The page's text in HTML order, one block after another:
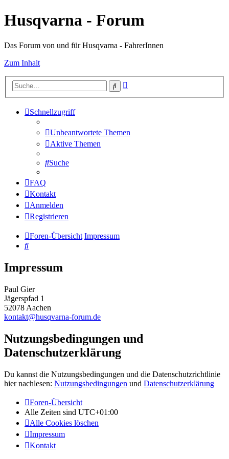
Husqvarna - Forum
Das Forum von und für Husqvarna - FahrerInnen
Zum Inhalt
Suche
Schnellzugriff
Unbeantwortete Themen
Aktive Themen
Suche
FAQ
Kontakt
Anmelden
Registrieren
Foren-Übersicht Impressum
Suche
Impressum
Paul Gier
Jägerspfad 1
52078 Aachen
kontakt@husqvarna-forum.de
Nutzungsbedingungen und
Datenschutzerklärung
Du kannst die Nutzungsbedingungen und die Datenschutzrichtlinie
hier nachlesen: Nutzungsbedingungen und Datenschutzerklärung
Foren-Übersicht
Alle Zeiten sind UTC+01:00
Alle Cookies löschen
Impressum
Kontakt